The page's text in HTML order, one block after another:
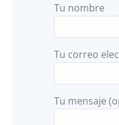
Tu nombre
Tu correo
Tu mensaje